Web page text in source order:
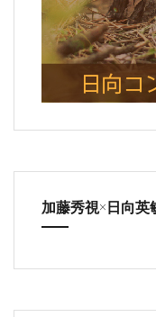
加藤秀視×日向英